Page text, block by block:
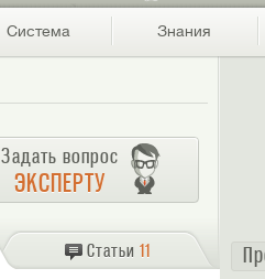
Система Знания
Задать вопрос
ЭКСПЕРТУ
Статьи 11